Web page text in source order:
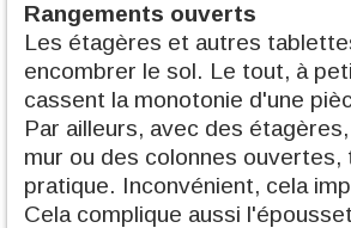
Rangements ouverts
Les étagères et autres
encombrer le sol. Le tout, à
cassent la monotonie d'une
Par ailleurs, avec des
mur ou des colonnes
pratique. Inconvénient, cela
Cela complique aussi